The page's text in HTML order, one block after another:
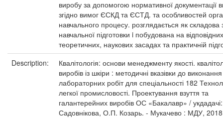
виробу за допомогою нормативної документації
згідно вимог ЄСКД та ЄСТД. та особливостей
навчального процесу. розглядається як складова
навчальної підготовки i побудована на відповідних
теоретичних, наукових засадах та практичній
Description:
Квалітологія: основи менеджменту якості.
виробів із шкіри : методичні вказівки до виконання
лабораторних робіт для спеціальності 182
легкої промисловості. Проектування взуття та
галантерейних виробів ОС «Бакалавр» /
Садовнікова, О.П. Козарь. - Мукачево : МДУ,